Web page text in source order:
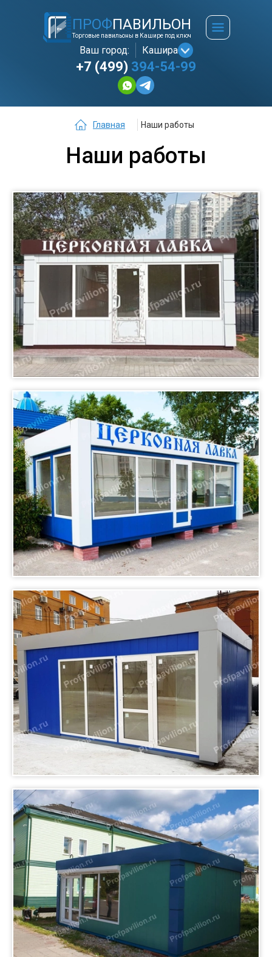
ПРОФПАВИЛЬОН
Торговые павильоны в Кашире под ключ
Ваш город: Кашира
+7 (499) 394-54-99
Главная Наши работы
Наши работы